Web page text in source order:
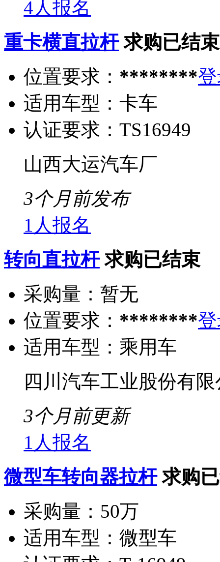
4人报名
重卡横直拉杆 求购已结束
位置要求： ********
适用车型： 卡车
认证要求： TS16949
山西大运汽车厂
3个月前发布
1人报名
转向直拉杆 求购已结束
采购量： 暂无
位置要求： ********
适用车型： 乘用车
四川汽车工业股份有
3个月前更新
1人报名
微型车转向器拉杆 求购
采购量： 50万
适用车型： 微型车